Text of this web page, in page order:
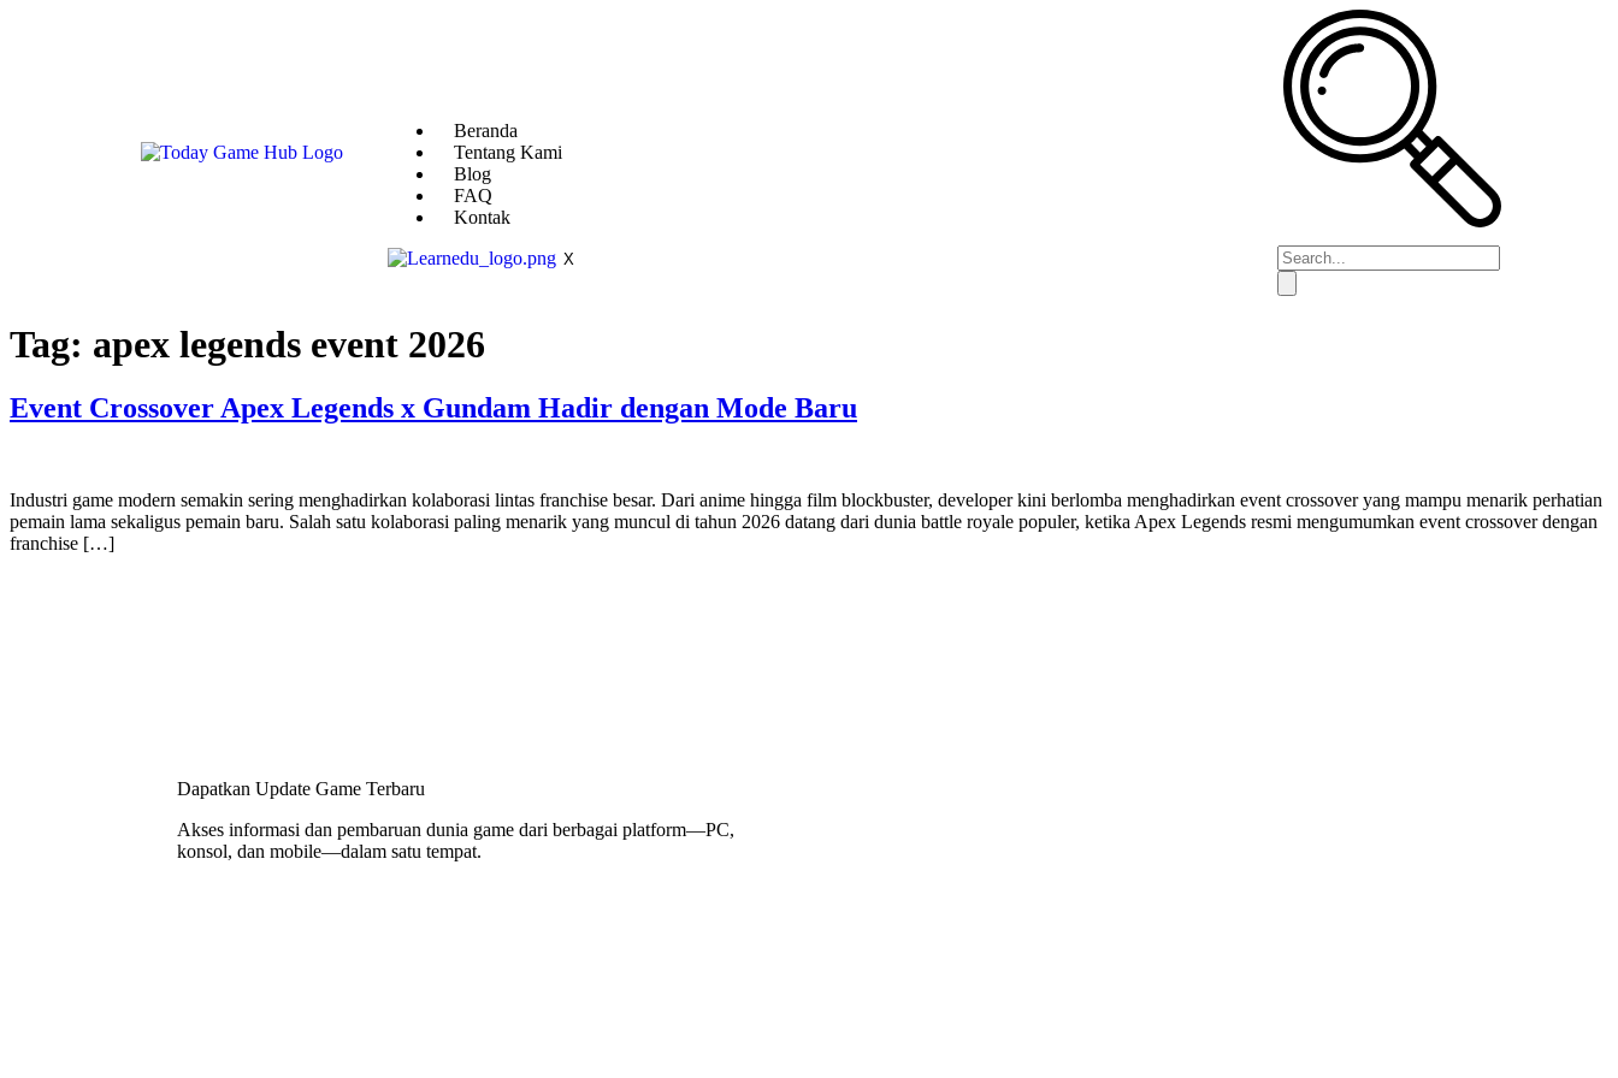
Beranda
Tentang Kami
Blog
FAQ
Kontak
X
Tag: apex legends event 2026
Event Crossover Apex Legends x Gundam Hadir dengan Mode Baru
Industri game modern semakin sering menghadirkan kolaborasi lintas franchise besar. Dari anime hingga film blockbuster, developer kini berlomba menghadirkan event crossover yang mampu menarik perhatian
pemain lama sekaligus pemain baru. Salah satu kolaborasi paling menarik yang muncul di tahun 2026 datang dari dunia battle royale populer, ketika Apex Legends resmi mengumumkan event crossover dengan
franchise […]
Dapatkan Update Game Terbaru
Akses informasi dan pembaruan dunia game dari berbagai platform—PC,
konsol, dan mobile—dalam satu tempat.